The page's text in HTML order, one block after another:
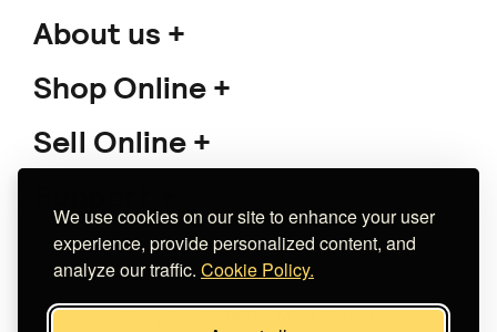
We use cookies on our site to enhance your user
experience, provide personalized content, and
analyze our traffic. Cookie Policy.
About us
Shop Online
Sell Online
Copyright 2026 The Meet Market